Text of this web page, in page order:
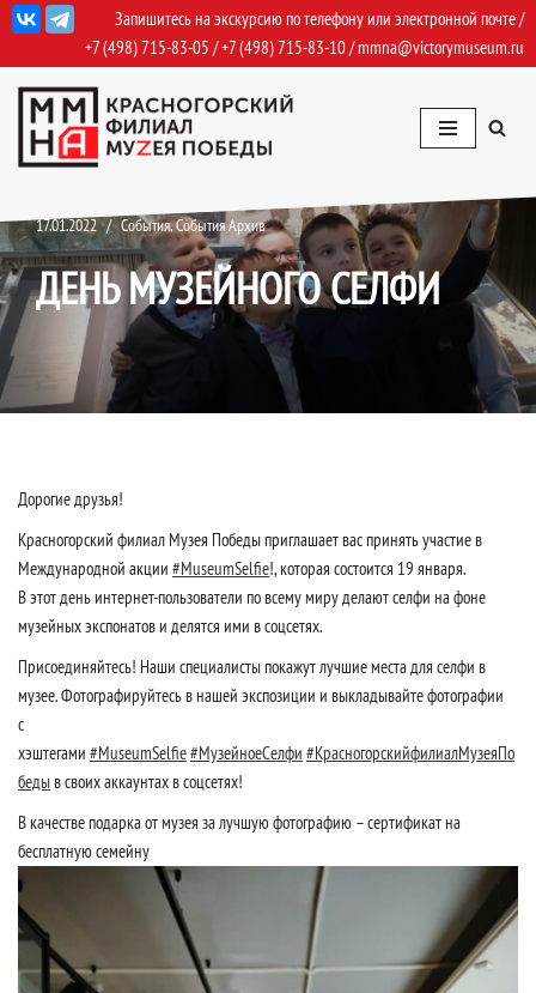
Перейти
к
содержимому
Запишитесь на экскурсию по телефону или электронной почте /
+7 (498) 715-83-05 /+7 (498) 715-83-10/mmna@victorymuseum.ru
17.01.2022 События,События Архив
ДЕНЬ МУЗЕЙНОГО СЕЛФИ
Дорогие друзья!
Красногорский филиал Музея Победы приглашает вас принять участие в
Международной акции #MuseumSelfie!, которая состоится 19 января.
В этот день интернет-пользователи по всему миру делают селфи на фоне
музейных экспонатов и делятся ими в соцсетях.
Присоединяйтесь! Наши специалисты покажут лучшие места для селфи в
музее. Фотографируйтесь в нашей экспозиции и выкладывайте фотографии
с
хэштегами #MuseumSelfie#МузейноеСелфи #КрасногорскийфилиалМузеяПо
бедыв своих аккаунтах в соцсетях!
В качестве подарка от музея за лучшую фотографию – сертификат на
бесплатную семейну